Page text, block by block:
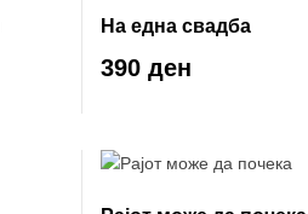
На една свадба
390 ден